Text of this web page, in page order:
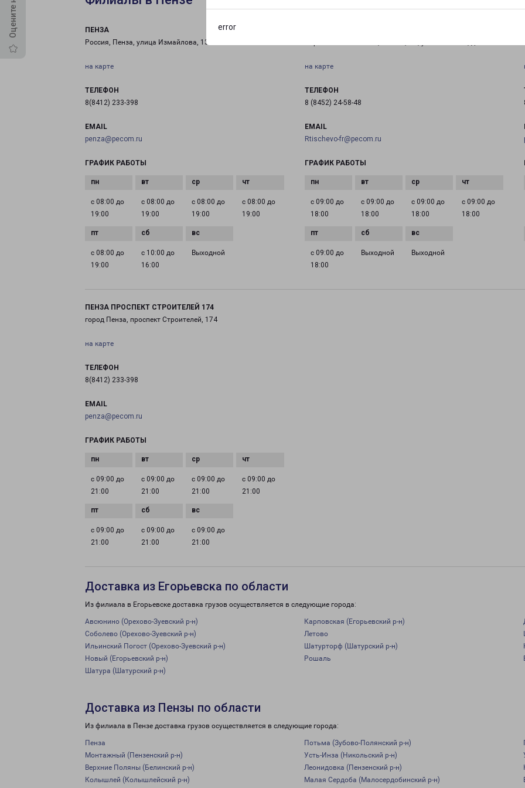
error
ПЕНЗА
Россия, Пенза, улица Измайлова, 13
на карте
ТЕЛЕФОН
8(8412) 233-398
EMAIL
penza@pecom.ru
ГРАФИК РАБОТЫ
с 08:00 до
19:00
с 08:00 до
19:00
с 08:00 до
19:00
с 08:00 до
19:00
с 08:00 до
19:00
с 10:00 до
16:00
Выходной
на карте
ТЕЛЕФОН
8 (8452) 24-58-48
EMAIL
Rtischevo-fr@pecom.ru
ГРАФИК РАБОТЫ
с 09:00 до
18:00
с 09:00 до
18:00
с 09:00 до
18:00
с 09:00 до
18:00
с 09:00 до
18:00
Выходной Выходной
ПЕНЗА ПРОСПЕКТ СТРОИТЕЛЕЙ 174
город Пенза, проспект Строителей, 174
на карте
ТЕЛЕФОН
8(8412) 233-398
EMAIL
penza@pecom.ru
ГРАФИК РАБОТЫ
с 09:00 до
21:00
с 09:00 до
21:00
с 09:00 до
21:00
с 09:00 до
21:00
с 09:00 до
21:00
с 09:00 до
21:00
с 09:00 до
21:00
Доставка из Егорьевска по области
Из филиала в Егорьевске доставка грузов осуществляется в следующие города:
Авсюнино (Орехово-Зуевский р-н) Карповская (Егорьевский р-н)
Соболево (Орехово-Зуевский р-н)
Летово
Ильинский Погост (Орехово-Зуевский р-н)
Шатурторф (Шатурский р-н)
Новый (Егорьевский р-н)
Рошаль
Шатура (Шатурский р-н)
Доставка из Пензы по области
Из филиала в Пензе доставка грузов осуществляется в следующие города:
Пенза Потьма (Зубово-Полянский р-н)
Монтажный (Пензенский р-н)
Усть-Инза (Никольский р-н)
Верхние Поляны (Белинский р-н)
Леонидовка (Пензенский р-н)
Колышлей (Колышлейский р-н)
Малая Сердоба (Малосердобинский р-н)